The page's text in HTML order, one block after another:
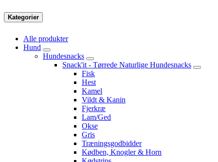
Kategorier
Alle produkter
Hund
Hundesnacks
Snack'it - Tørrede Naturlige Hundesnacks
Fisk
Hest
Kamel
Vildt & Kanin
Fjerkræ
Lam/Ged
Okse
Gris
Træningsgodbidder
Kødben, Knogler & Horn